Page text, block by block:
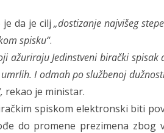
je da je cilj„dostizanje najvišeg
spisku“.
ažuriraju Jedinstveni birački
I odmah po službenoj
rekao je ministar.
spiskom elektronski biti
do promene prezimena zbog